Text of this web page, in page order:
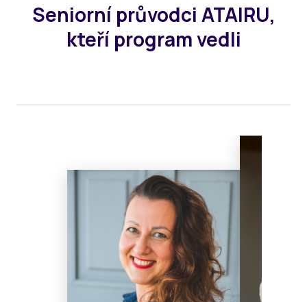
Seniorní průvodci ATAIRU,
kteří program vedli